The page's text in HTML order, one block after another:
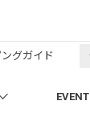
EVENT
グガイド